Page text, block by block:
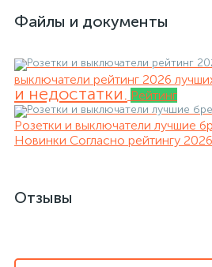
Файлы и документы
выключатели рейтинг 2026
и недостатки. Рейтинг
Розетки и выключатели лучшие
Новинки Согласно рейтингу
Отзывы